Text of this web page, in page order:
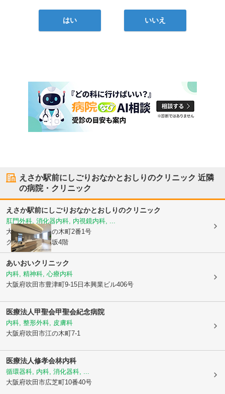
はい いいえ
えさか駅前にしごりおなかとおしりのクリニック 近隣
の病院・クリニック
えさか駅前にしごりおなかとおしりのクリニック
肛門外科, 消化器内科, 内視鏡内科, ...
大阪府吹田市江の木町2番1号
クロッシング江坂4階
あいおいクリニック
内科, 精神科, 心療内科
大阪府吹田市豊津町9-15日本興業ビル406号
医療法人甲聖会甲聖会紀念病院
内科, 整形外科, 皮膚科
大阪府吹田市江の木町7-1
医療法人修孝会林内科
循環器科, 内科, 消化器科, ...
大阪府吹田市広芝町10番40号